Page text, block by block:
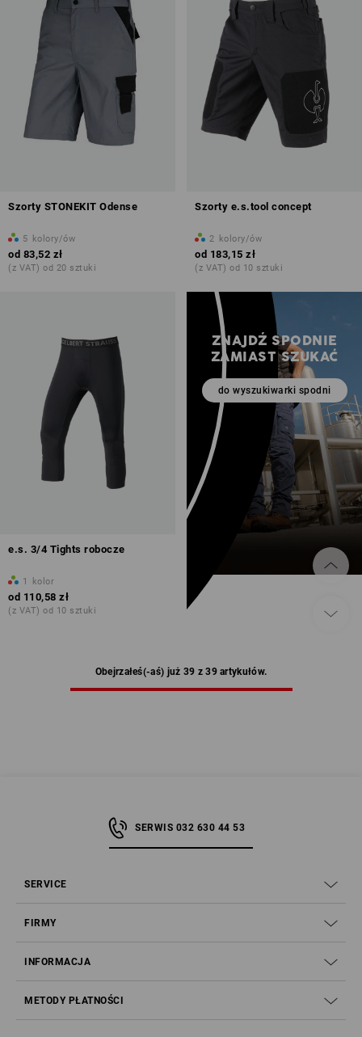
Szorty STONEKIT Odense
5 kolory/ów
od 83,52 zł
(z VAT) od 20 sztuki
Szorty e.s.tool concept
2 kolory/ów
od 183,15 zł
(z VAT) od 10 sztuki
e.s. 3/4 Tights robocze
1 kolor
od 110,58 zł
(z VAT) od 10 sztuki
ZNAJDŹ SPODNIE
ZAMIAST SZUKAĆ
do wyszukiwarki spodni
Obejrzałeś(-aś) już 39 z 39 artykułów.
SERWIS 032 630 44 53
SERVICE
FIRMY
INFORMACJA
METODY PŁATNOŚCI